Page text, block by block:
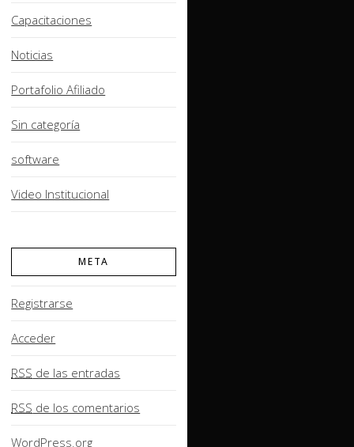
Capacitaciones
Noticias
Portafolio Afiliado
Sin categoría
software
Video Institucional
META
Registrarse
Acceder
RSS de las entradas
RSS de los comentarios
WordPress.org